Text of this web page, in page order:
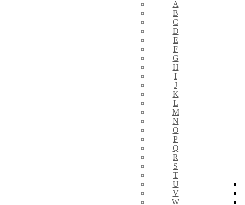
A
B
C
D
E
F
G
H
I
J
K
L
M
N
O
P
Q
R
S
T
U
V
W